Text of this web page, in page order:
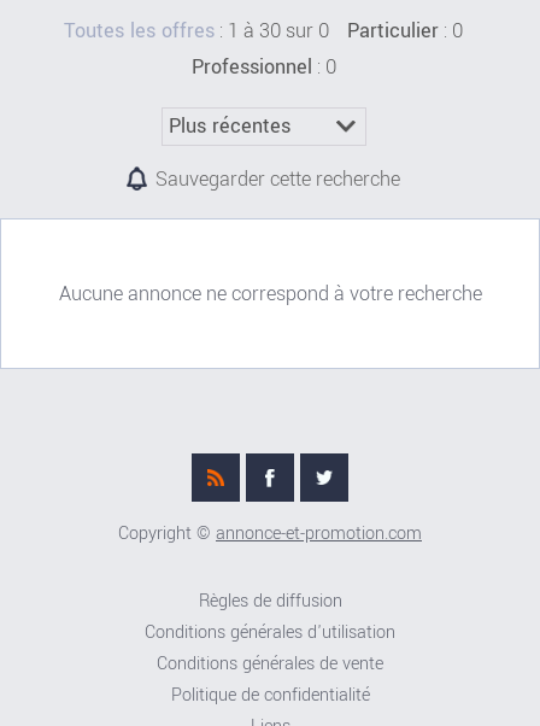
Toutes les offres : 1 à 30 sur 0 Particulier : 0
Professionnel : 0
Sauvegarder cette recherche
Aucune annonce ne correspond à votre recherche
Copyright © annonce-et-promotion.com
Règles de diffusion
Conditions générales d'utilisation
Conditions générales de vente
Politique de confidentialité